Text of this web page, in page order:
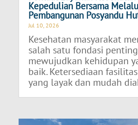
Kepedulian Bersama
Pembangunan Posyandu
Jul 10, 2026
Kesehatan masyarakat
salah satu fondasi
mewujudkan kehidupan
baik. Ketersediaan
yang layak dan mudah